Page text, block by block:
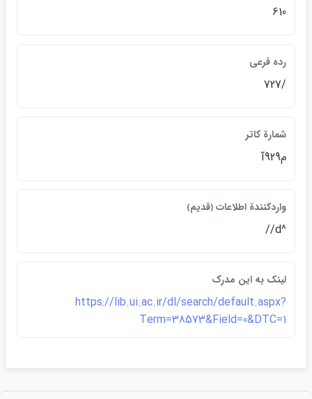
610
رده فرعي
/727
شمارة كاتر
م929آ
واردكنندة اطلاعات ﴿قديم﴾
^d//
لينک به اين مدرک
https://lib.ui.ac.ir/dl/search/default.aspx?
Term=38573&Field=0&DTC=1